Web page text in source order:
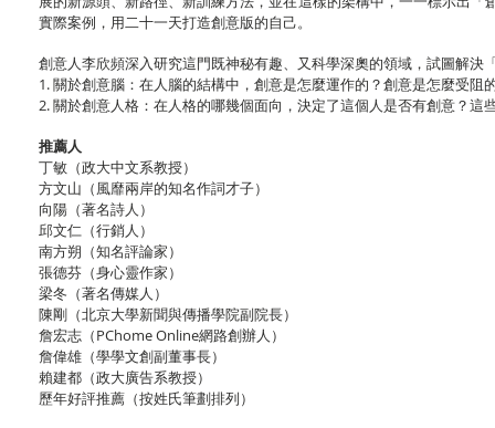
實際案例，用二十一天打造創意版的自己。
創意人李欣頻深入研究這門既神秘有趣、又科學深奧的領域，試圖解決
1. 關於創意腦：在人腦的結構中，創意是怎麼運作的？創意是怎麼受
2. 關於創意人格：在人格的哪幾個面向，決定了這個人是否有創意？
推薦人
丁敏（政大中文系教授）
方文山（風靡兩岸的知名作詞才子）
向陽（著名詩人）
邱文仁（行銷人）
南方朔（知名評論家）
張德芬（身心靈作家）
梁冬（著名傳媒人）
陳剛（北京大學新聞與傳播學院副院長）
詹宏志（PChome Online網路創辦人）
詹偉雄（學學文創副董事長）
賴建都（政大廣告系教授）
歷年好評推薦（按姓氏筆劃排列）